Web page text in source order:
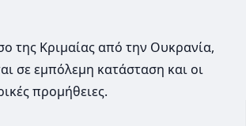
της Κριμαίας από την Ουκρανία,
σε εμπόλεμη κατάσταση και οι
προμήθειες.